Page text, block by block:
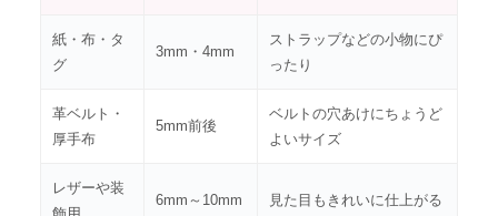
紙・布・タ
グ
3mm・4mm
ストラップなどの小物にぴ
ったり
革ベルト・
厚手布
5mm前後
ベルトの穴あけにちょうど
よいサイズ
レザーや装
6mm～10mm 見た目もきれいに仕上がる